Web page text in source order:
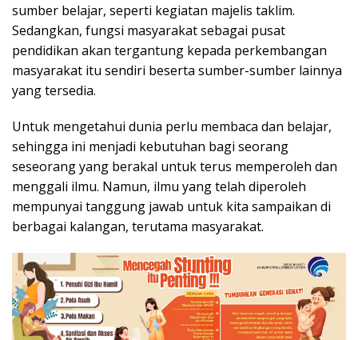
sumber belajar, seperti kegiatan majelis taklim.
Sedangkan, fungsi masyarakat sebagai pusat
pendidikan akan tergantung kepada perkembangan
masyarakat itu sendiri beserta sumber-sumber lainnya
yang tersedia.
Untuk mengetahui dunia perlu membaca dan belajar,
sehingga ini menjadi kebutuhan bagi seorang
seseorang yang berakal untuk terus memperoleh dan
menggali ilmu. Namun, ilmu yang telah diperoleh
mempunyai tanggung jawab untuk kita sampaikan di
berbagai kalangan, terutama masyarakat.